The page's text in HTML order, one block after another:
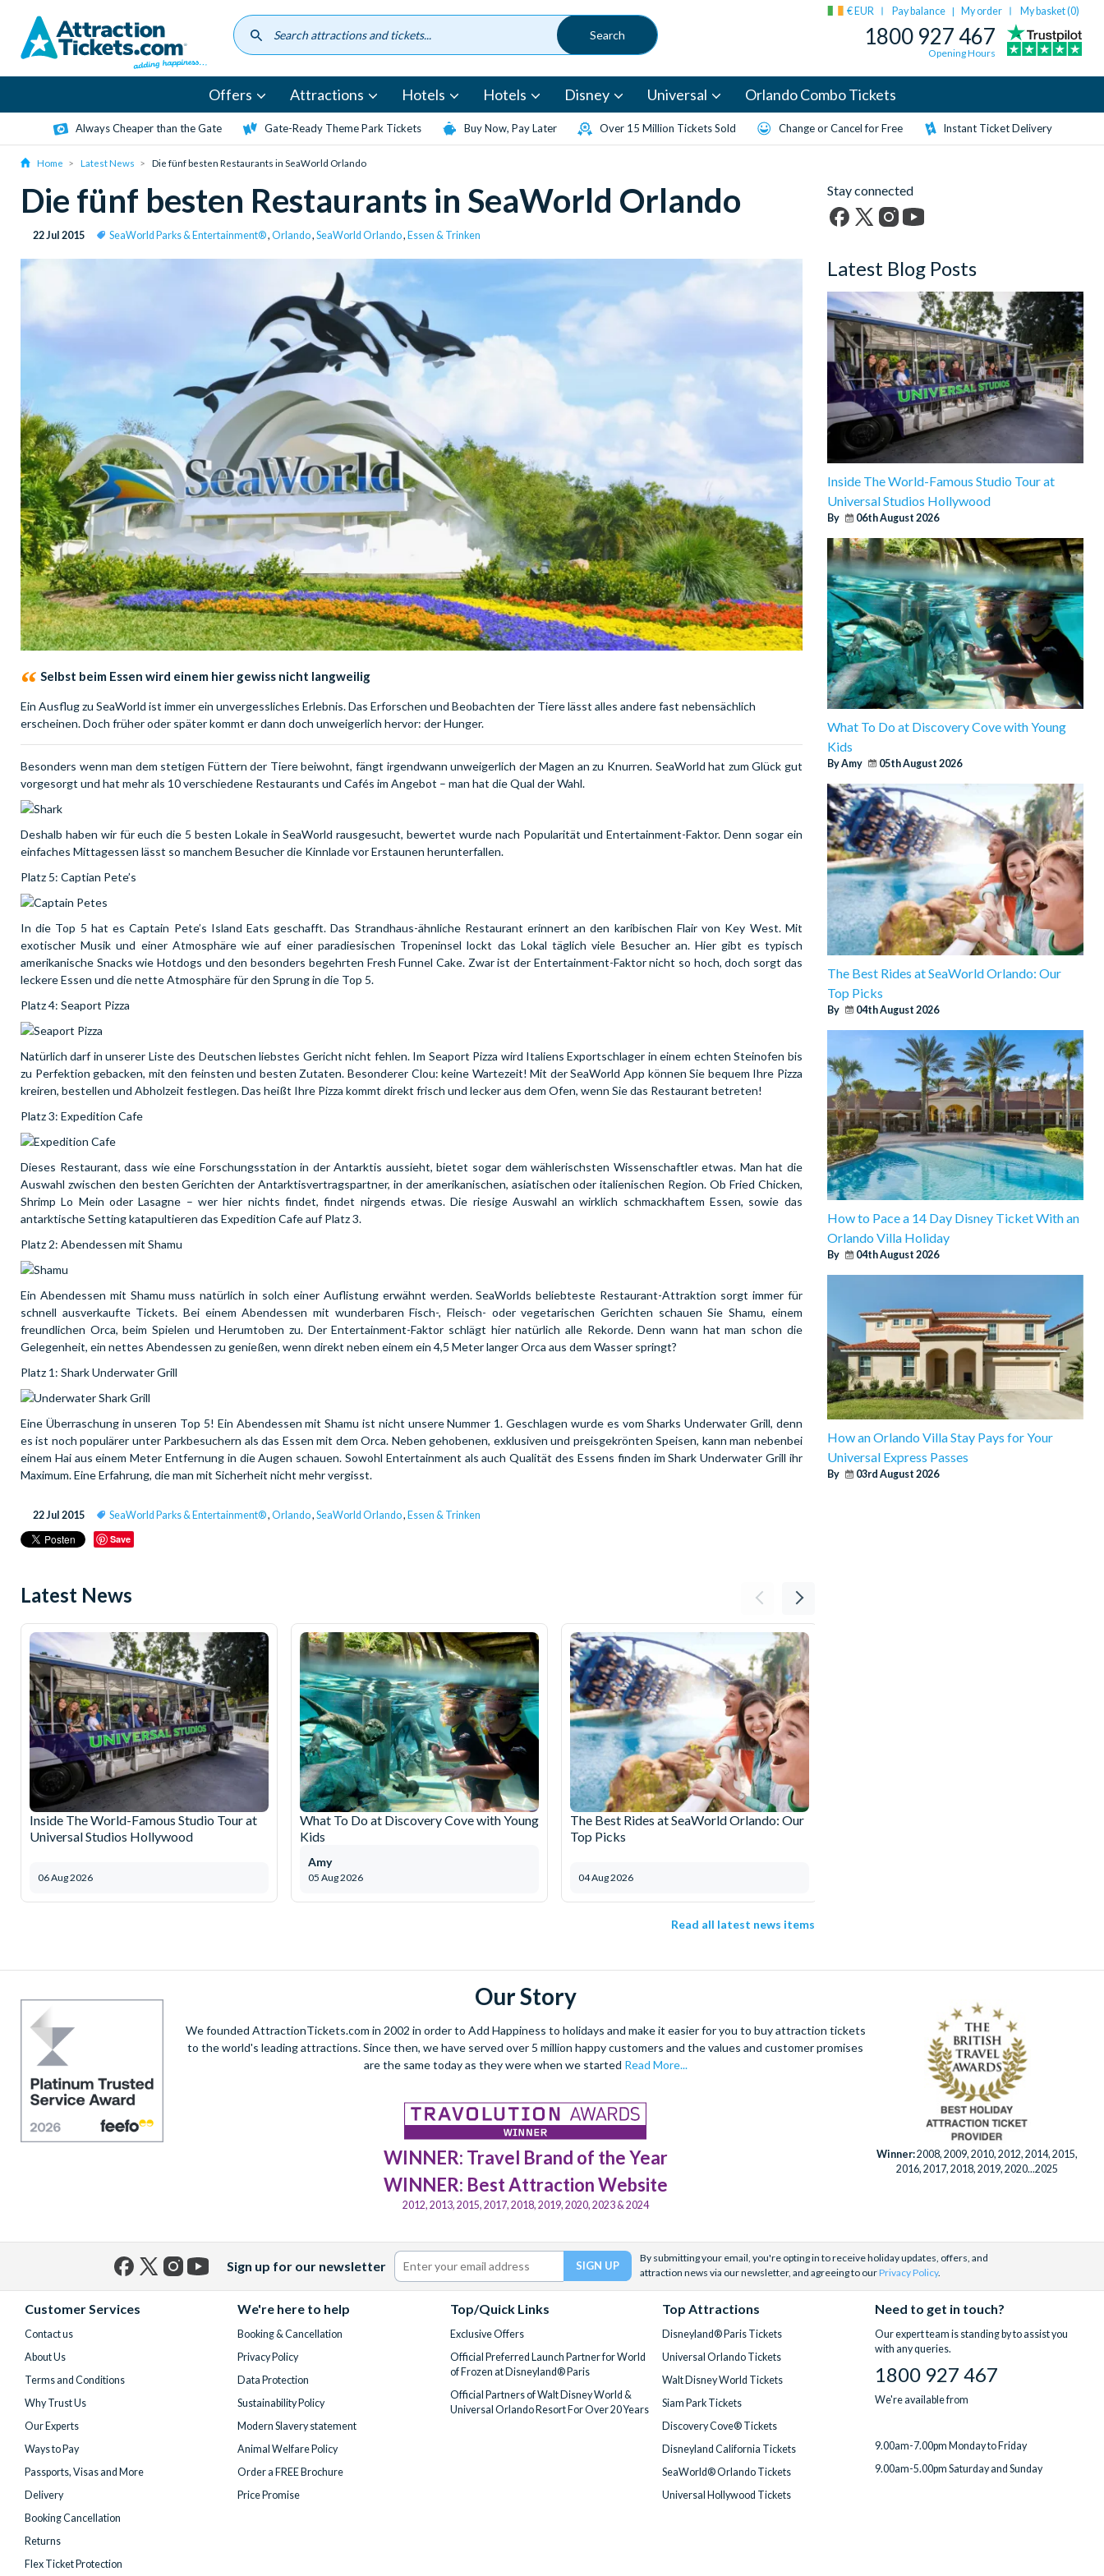
content
€ EUR Pay balance | My order My basket (0)
1800 927 467
Opening Hours
Offers Attractions Hotels Hotels Disney Universal Orlando Combo Tickets
Always Cheaper than the Gate Gate-Ready Theme Park Tickets Buy Now, Pay Later Over 15 Million Tickets Sold Change or Cancel for Free Instant Ticket Delivery
Home Latest News Die fünf besten Restaurants in SeaWorld Orlando
Die fünf besten Restaurants in SeaWorld Orlando
22 Jul 2015 SeaWorld Parks & Entertainment®, Orlando, SeaWorld Orlando, Essen & Trinken
Selbst beim Essen wird einem hier gewiss nicht langweilig
Ein Ausflug zu SeaWorld ist immer ein unvergessliches Erlebnis. Das Erforschen und Beobachten der Tiere lässt alles andere fast nebensächlich
erscheinen. Doch früher oder später kommt er dann doch unweigerlich hervor: der Hunger.
Besonders wenn man dem stetigen Füttern der Tiere beiwohnt, fängt irgendwann unweigerlich der Magen an zu Knurren. SeaWorld hat zum Glück gut
vorgesorgt und hat mehr als 10 verschiedene Restaurants und Cafés im Angebot – man hat die Qual der Wahl.
Deshalb haben wir für euch die 5 besten Lokale in SeaWorld rausgesucht, bewertet wurde nach Popularität und Entertainment-Faktor. Denn sogar ein
einfaches Mittagessen lässt so manchem Besucher die Kinnlade vor Erstaunen herunterfallen.
Platz 5: Captian Pete’s
In die Top 5 hat es Captain Pete’s Island Eats geschafft. Das Strandhaus-ähnliche Restaurant erinnert an den karibischen Flair von Key West. Mit
exotischer Musik und einer Atmosphäre wie auf einer paradiesischen Tropeninsel lockt das Lokal täglich viele Besucher an. Hier gibt es typisch
amerikanische Snacks wie Hotdogs und den besonders begehrten Fresh Funnel Cake. Zwar ist der Entertainment-Faktor nicht so hoch, doch sorgt das
leckere Essen und die nette Atmosphäre für den Sprung in die Top 5.
Platz 4: Seaport Pizza
Natürlich darf in unserer Liste des Deutschen liebstes Gericht nicht fehlen. Im Seaport Pizza wird Italiens Exportschlager in einem echten Steinofen bis
zu Perfektion gebacken, mit den feinsten und besten Zutaten. Besonderer Clou: keine Wartezeit! Mit der SeaWorld App können Sie bequem Ihre Pizza
kreiren, bestellen und Abholzeit festlegen. Das heißt Ihre Pizza kommt direkt frisch und lecker aus dem Ofen, wenn Sie das Restaurant betreten!
Platz 3: Expedition Cafe
Dieses Restaurant, dass wie eine Forschungsstation in der Antarktis aussieht, bietet sogar dem wählerischsten Wissenschaftler etwas. Man hat die
Auswahl zwischen den besten Gerichten der Antarktisvertragspartner, in der amerikanischen, asiatischen oder italienischen Region. Ob Fried Chicken,
Shrimp Lo Mein oder Lasagne – wer hier nichts findet, findet nirgends etwas. Die riesige Auswahl an wirklich schmackhaftem Essen, sowie das
antarktische Setting katapultieren das Expedition Cafe auf Platz 3.
Platz 2: Abendessen mit Shamu
Ein Abendessen mit Shamu muss natürlich in solch einer Auflistung erwähnt werden. SeaWorlds beliebteste Restaurant-Attraktion sorgt immer für
schnell ausverkaufte Tickets. Bei einem Abendessen mit wunderbaren Fisch-, Fleisch- oder vegetarischen Gerichten schauen Sie Shamu, einem
freundlichen Orca, beim Spielen und Herumtoben zu. Der Entertainment-Faktor schlägt hier natürlich alle Rekorde. Denn wann hat man schon die
Gelegenheit, ein nettes Abendessen zu genießen, wenn direkt neben einem ein 4,5 Meter langer Orca aus dem Wasser springt?
Platz 1: Shark Underwater Grill
Eine Überraschung in unseren Top 5! Ein Abendessen mit Shamu ist nicht unsere Nummer 1. Geschlagen wurde es vom Sharks Underwater Grill, denn
es ist noch populärer unter Parkbesuchern als das Essen mit dem Orca. Neben gehobenen, exklusiven und preisgekrönten Speisen, kann man nebenbei
einem Hai aus einem Meter Entfernung in die Augen schauen. Sowohl Entertainment als auch Qualität des Essens finden im Shark Underwater Grill ihr
Maximum. Eine Erfahrung, die man mit Sicherheit nicht mehr vergisst.
22 Jul 2015 SeaWorld Parks & Entertainment®, Orlando, SeaWorld Orlando, Essen & Trinken
Save
Latest News
Inside The World-Famous Studio Tour at
Universal Studios Hollywood
06 Aug 2026
What To Do at Discovery Cove with Young
Kids
05 Aug 2026
Amy
The Best Rides at SeaWorld Orlando: Our
Top Picks
04 Aug 2026
Read all latest news items
Stay connected
Twitter)
Latest Blog Posts
Inside The World-Famous Studio Tour at
Universal Studios Hollywood
By 06th August 2026
What To Do at Discovery Cove with Young
Kids
By Amy 05th August 2026
The Best Rides at SeaWorld Orlando: Our
Top Picks
By 04th August 2026
How to Pace a 14 Day Disney Ticket With an
Orlando Villa Holiday
By 04th August 2026
How an Orlando Villa Stay Pays for Your
Universal Express Passes
By 03rd August 2026
Our Story
We founded AttractionTickets.com in 2002 in order to Add Happiness to holidays and make it easier for you to buy attraction tickets
to the world's leading attractions. Since then, we have served over 5 million happy customers and the values and customer promises
are the same today as they were when we started Read More...
WINNER: Travel Brand of the Year
WINNER: Best Attraction Website
2012, 2013, 2015, 2017, 2018, 2019, 2020, 2023 & 2024
Winner:2008, 2009, 2010, 2012, 2014, 2015,
2016, 2017, 2018, 2019, 2020...2025
Sign up for our newsletter
By submitting your email, you're opting in to receive holiday updates, offers, and
attraction news via our newsletter, and agreeing to ourPrivacy Policy.
Customer Services
Contact us
About Us
Terms and Conditions
Why Trust Us
Our Experts
Ways to Pay
Passports, Visas and More
Delivery
Booking Cancellation
Returns
Flex Ticket Protection
We're here to help
Booking & Cancellation
Privacy Policy
Data Protection
Sustainability Policy
Modern Slavery statement
Animal Welfare Policy
Order a FREE Brochure
Price Promise
Top/Quick Links
Exclusive Offers
Official Preferred Launch Partner for World
of Frozen at Disneyland® Paris
Official Partners of Walt Disney World &
Universal Orlando Resort For Over 20 Years
Top Attractions
Disneyland® Paris Tickets
Universal Orlando Tickets
Walt Disney World Tickets
Siam Park Tickets
Discovery Cove® Tickets
Disneyland California Tickets
SeaWorld® Orlando Tickets
Universal Hollywood Tickets
Need to get in touch?
Our expert team is standing by to assist you
with any queries.
1800 927 467
We're available from
9.00am-7.00pm Monday to Friday
9.00am-5.00pm Saturday and Sunday